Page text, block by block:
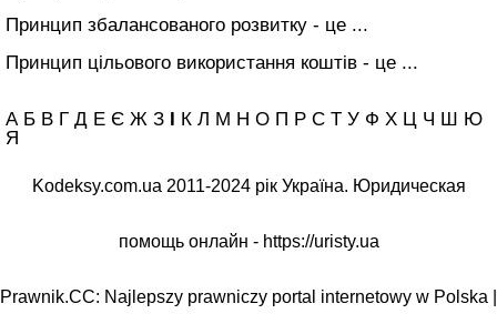
Принцип збалансованого розвитку - це ...
Принцип цільового використання коштів - це ...
А Б В Г Д Е Є Ж З І К Л М Н О П Р С Т У Ф Х Ц Ч Ш Ю
Я
Kodeksy.com.ua 2011-2024 рік Україна. Юридическая
помощь онлайн - https://uristy.ua
Prawnik.CC: Najlepszy prawniczy portal internetowy w Polska |